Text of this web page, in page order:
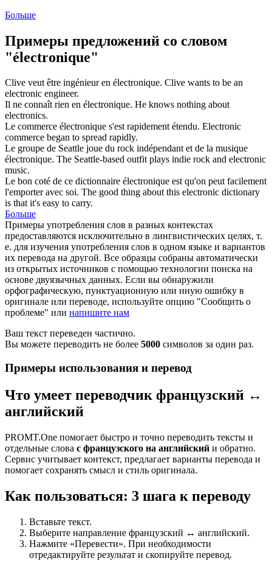
Больше
Примеры предложений со словом
"électronique"
Clive veut être ingénieur en électronique. Clive wants to be an
electronic engineer.
Il ne connaît rien en électronique. He knows nothing about
electronics.
Le commerce électronique s'est rapidement étendu. Electronic
commerce began to spread rapidly.
Le groupe de Seattle joue du rock indépendant et de la musique
électronique. The Seattle-based outfit plays indie rock and electronic
music.
Le bon coté de ce dictionnaire électronique est qu'on peut facilement
l'emporter avec soi. The good thing about this electronic dictionary
is that it's easy to carry.
Больше
Примеры употребления слов в разных контекстах
предоставляются исключительно в лингвистических целях, т.
е. для изучения употребления слов в одном языке и вариантов
их перевода на другой. Все образцы собраны автоматически
из открытых источников с помощью технологии поиска на
основе двуязычных данных. Если вы обнаружили
орфографическую, пунктуационную или иную ошибку в
оригинале или переводе, используйте опцию "Сообщить о
проблеме" или напишите нам
Ваш текст переведен частично.
Вы можете переводить не более 5000 символов за один раз.
Примеры использования и перевод
Что умеет переводчик французский ↔
английский
PROMT.One помогает быстро и точно переводить тексты и
отдельные слова с французского на английский и обратно.
Сервис учитывает контекст, предлагает варианты перевода и
помогает сохранять смысл и стиль оригинала.
Как пользоваться: 3 шага к переводу
Вставьте текст.
Выберите направление французский ↔ английский.
Нажмите «Перевести». При необходимости
отредактируйте результат и скопируйте перевод.